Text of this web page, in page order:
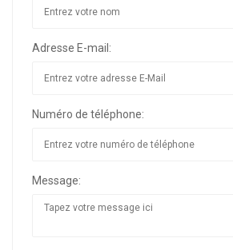
Adresse E-mail:
Numéro de téléphone:
Message: